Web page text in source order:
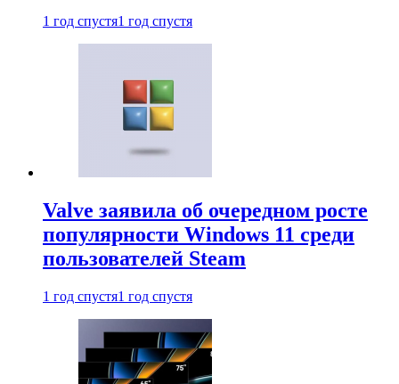
1 год спустя1 год спустя
Valve заявила об очередном росте
популярности Windows 11 среди
пользователей Steam
1 год спустя1 год спустя